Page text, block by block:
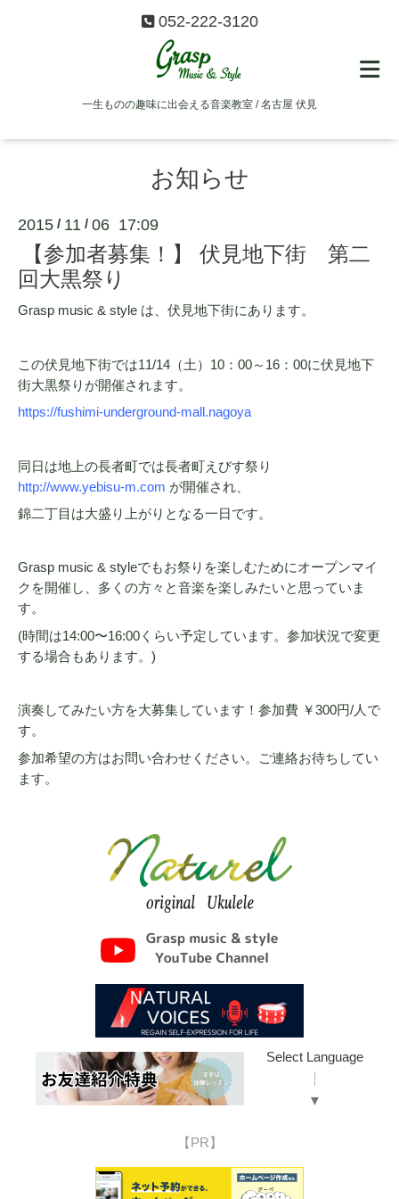
052-222-3120
一生ものの趣味に出会える音楽教室 / 名古屋 伏見
お知らせ
2015 / 11 / 06 17:09
【参加者募集！】 伏見地下街 第二
回大黒祭り
Grasp music & style は、伏見地下街にあります。
この伏見地下街では11/14（土）10：00～16：00に伏見地下
街大黒祭りが開催されます。
https://fushimi-underground-mall.nagoya
同日は地上の長者町では長者町えびす祭り
http://www.yebisu-m.com が開催され、
錦二丁目は大盛り上がりとなる一日です。
Grasp music & styleでもお祭りを楽しむためにオープンマイ
クを開催し、多くの方々と音楽を楽しみたいと思っていま
す。
(時間は14:00〜16:00くらい予定しています。参加状況で変更
する場合もあります。)
演奏してみたい方を大募集しています！参加費 ￥300円/人で
す。
参加希望の方はお問い合わせください。ご連絡お待ちしてい
ます。
Select Language
▼
【PR】